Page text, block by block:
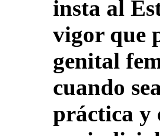
insta al
vigor que
genital
cuando
práctica y